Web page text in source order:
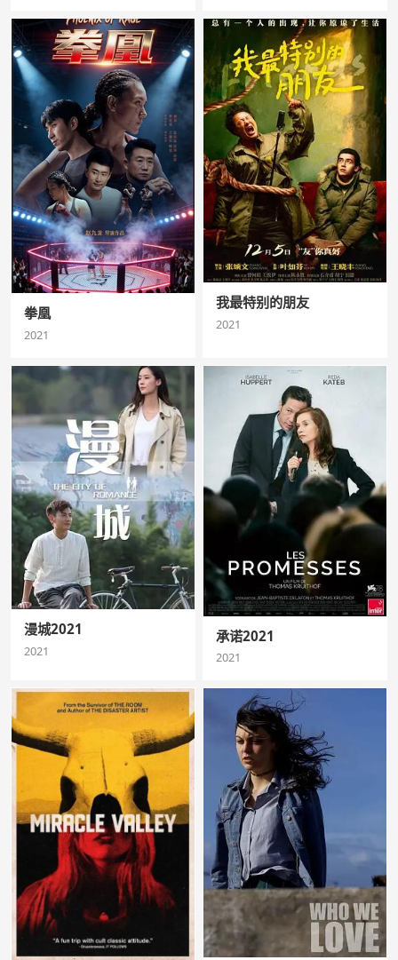
拳凰
2021
我最特别的朋友
2021
漫城2021
2021
承诺2021
2021